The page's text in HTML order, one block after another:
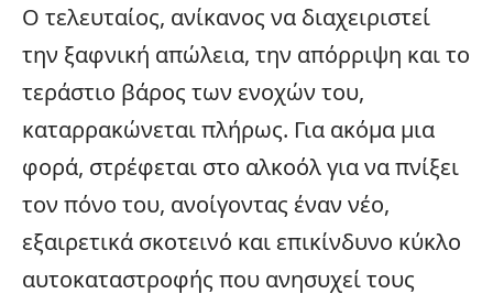
Ο τελευταίος, ανίκανος να διαχειριστεί
την ξαφνική απώλεια, την απόρριψη και το
τεράστιο βάρος των ενοχών του,
καταρρακώνεται πλήρως. Για ακόμα μια
φορά, στρέφεται στο αλκοόλ για να πνίξει
τον πόνο του, ανοίγοντας έναν νέο,
εξαιρετικά σκοτεινό και επικίνδυνο κύκλο
αυτοκαταστροφής που ανησυχεί τους